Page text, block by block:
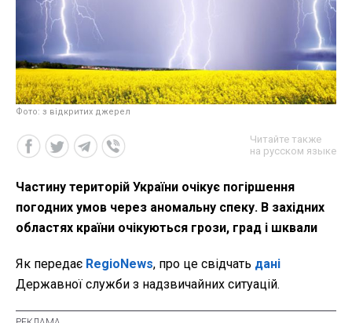
Фото: з відкритих джерел
Читайте также
на русском языке
Частину територій України очікує погіршення
погодних умов через аномальну спеку. В західних
областях країни очікуються грози, град і шквали
Як передає RegioNews, про це свідчать дані
Державної служби з надзвичайних ситуацій.